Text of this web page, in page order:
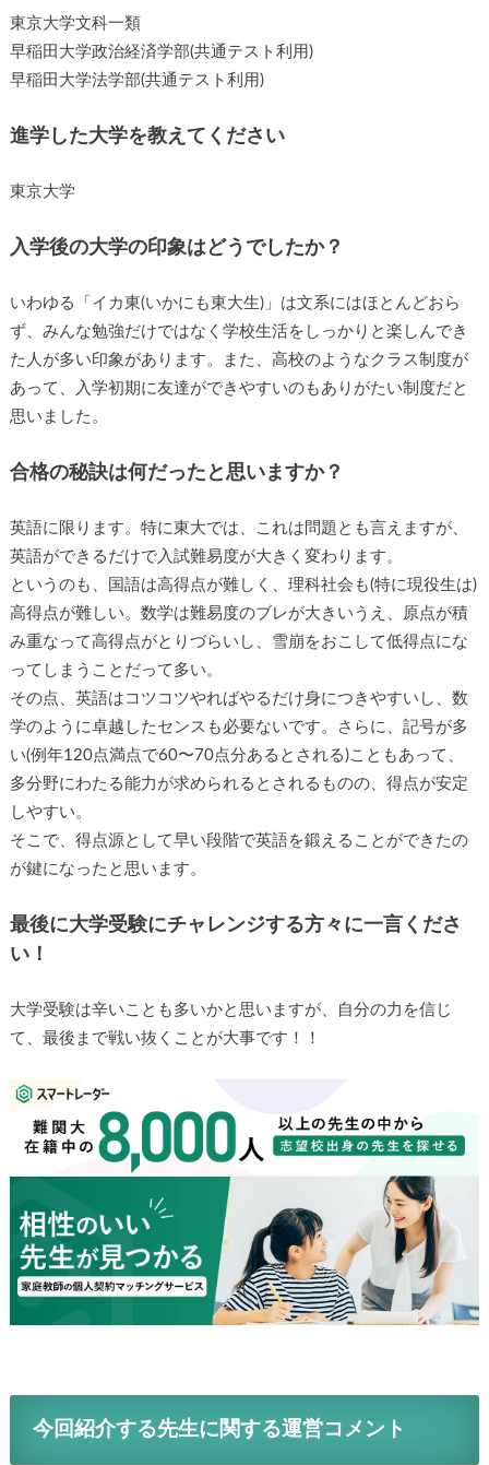
東京大学文科一類
早稲田大学政治経済学部(共通テスト利用)
早稲田大学法学部(共通テスト利用)
進学した大学を教えてください
東京大学
入学後の大学の印象はどうでしたか？
いわゆる「イカ東(いかにも東大生)」は文系にはほとんどおら
ず、みんな勉強だけではなく学校生活をしっかりと楽しんでき
た人が多い印象があります。また、高校のようなクラス制度が
あって、入学初期に友達ができやすいのもありがたい制度だと
思いました。
合格の秘訣は何だったと思いますか？
英語に限ります。特に東大では、これは問題とも言えますが、
英語ができるだけで入試難易度が大きく変わります。
というのも、国語は高得点が難しく、理科社会も(特に現役生は)
高得点が難しい。数学は難易度のブレが大きいうえ、原点が積
み重なって高得点がとりづらいし、雪崩をおこして低得点にな
ってしまうことだって多い。
その点、英語はコツコツやればやるだけ身につきやすいし、数
学のように卓越したセンスも必要ないです。さらに、記号が多
い(例年120点満点で60〜70点分あるとされる)こともあって、
多分野にわたる能力が求められるとされるものの、得点が安定
しやすい。
そこで、得点源として早い段階で英語を鍛えることができたの
が鍵になったと思います。
最後に大学受験にチャレンジする方々に一言くださ
い！
大学受験は辛いことも多いかと思いますが、自分の力を信じ
て、最後まで戦い抜くことが大事です！！
今回紹介する先生に関する運営コメント